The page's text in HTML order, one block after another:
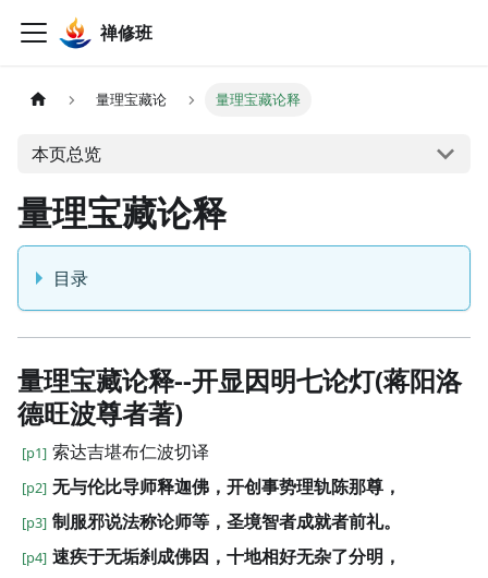
禅修班
量理宝藏论 量理宝藏论释
本页总览
量理宝藏论释
目录
量理宝藏论释--开显因明七论灯(蒋阳洛
德旺波尊者著)
[p1] 索达吉堪布仁波切译
[p2] 无与伦比导师释迦佛，开创事势理轨陈那尊，
[p3] 制服邪说法称论师等，圣境智者成就者前礼。
[p4] 速疾于无垢刹成佛因，十地相好无杂了分明，